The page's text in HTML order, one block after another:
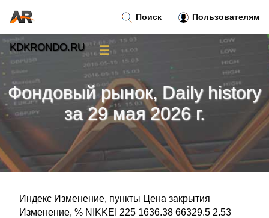
Фондовый рынок, Daily history
за 29 мая 2026 г.
Индекс Изменение, пункты Цена закрытия
Изменение, % NIKKEI 225 1636.38 66329.5 2.53
Поиск Пользователям
KDKRONDO.RU ☰
Тренды новостей»
Правила»
Контакт»